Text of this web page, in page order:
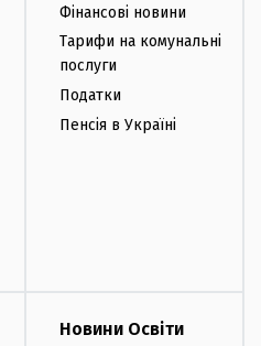
Фінансові новини
Тарифи на комунальні
послуги
Податки
Пенсія в Україні
Новини Освіти